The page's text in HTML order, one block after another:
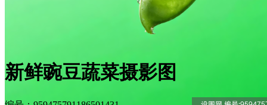
新鲜豌豆蔬菜摄影图